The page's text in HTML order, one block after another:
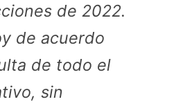
de 2022.
de acuerdo
de todo el
sin